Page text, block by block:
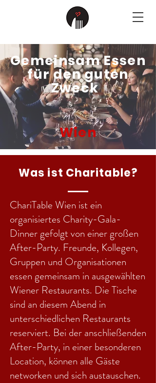
Gemeinsam Essen
für den guten
Zweck
Wien
Was ist Charitable?
ChariTable Wien ist ein
organisiertes Charity-Gala-
Dinner gefolgt von einer großen
After-Party. Freunde, Kollegen,
Gruppen und Organisationen
essen gemeinsam in ausgewählten
Wiener Restaurants. Die Tische
sind an diesem Abend in
unterschiedlichen Restaurants
reserviert. Bei der anschließenden
After-Party, in einer besonderen
Location, können alle Gäste
networken und sich austauschen.